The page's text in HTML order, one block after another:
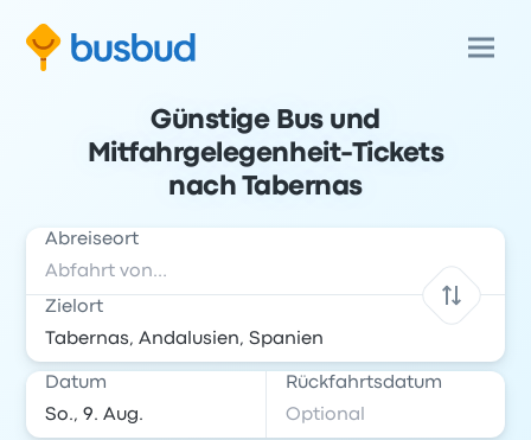
Günstige Bus und
Mitfahrgelegenheit-Tickets
nach Tabernas
Abreiseort
Zielort
Datum Rückfahrtsdatum